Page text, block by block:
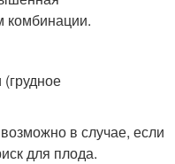
комбинации.
в случае, если
для плода.